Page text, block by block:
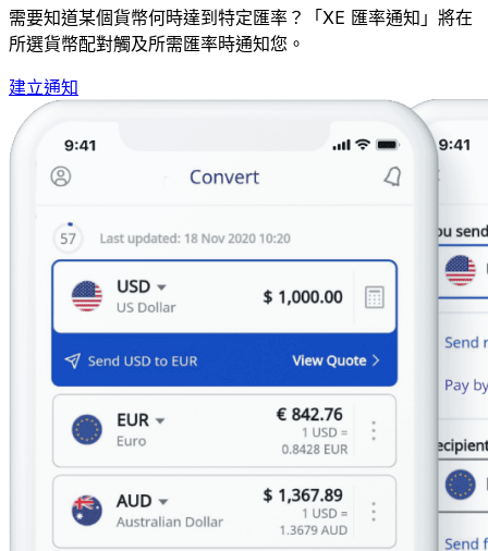
需要知道某個貨幣何時達到特定匯率？「XE 匯率通知」將在
所選貨幣配對觸及所需匯率時通知您。
建立通知